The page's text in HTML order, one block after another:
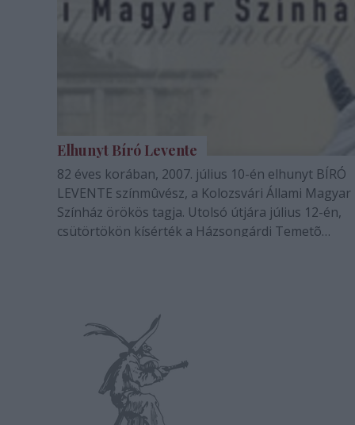
Elhunyt Bíró Levente
82 éves korában, 2007. július 10-én elhunyt BÍRÓ
LEVENTE színmûvész, a Kolozsvári Állami Magyar
Színház örökös tagja. Utolsó útjára július 12-én,
csütörtökön kísérték a Házsongárdi Temetõ